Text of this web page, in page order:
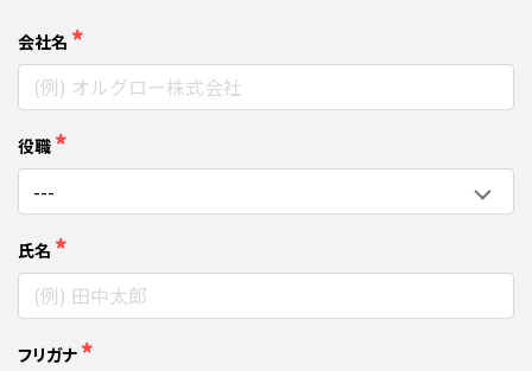
会社名 *
役職 *
氏名 *
フリガナ *